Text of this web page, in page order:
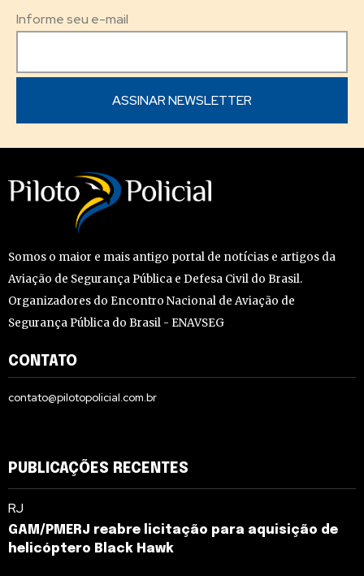
Informe seu e-mail
Somos o maior e mais antigo portal de notícias e artigos da
Aviação de Segurança Pública e Defesa Civil do Brasil.
Organizadores do Encontro Nacional de Aviação de
Segurança Pública do Brasil - ENAVSEG
CONTATO
contato@pilotopolicial.com.br
PUBLICAÇÕES RECENTES
RJ
GAM/PMERJ reabre licitação para aquisição de
helicóptero Black Hawk